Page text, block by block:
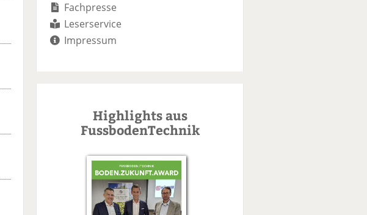
Fachpresse
Leserservice
Impressum
Highlights aus
FussbodenTechnik